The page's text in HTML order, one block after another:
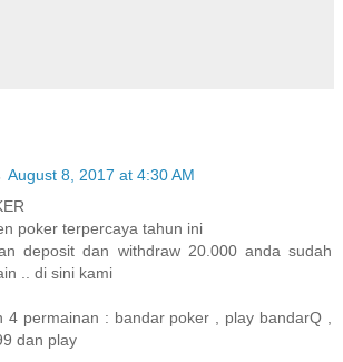
August 8, 2017 at 4:30 AM
poker terpercaya tahun ini
deposit dan withdraw 20.000 anda sudah
.. di sini kami
4 permainan : bandar poker , play bandarQ ,
dan play